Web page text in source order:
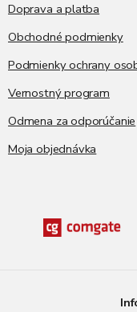
Doprava a platba
Obchodné podmienky
Podmienky ochrany
Vernostný program
Odmena za odporúčanie
Moja objednávka